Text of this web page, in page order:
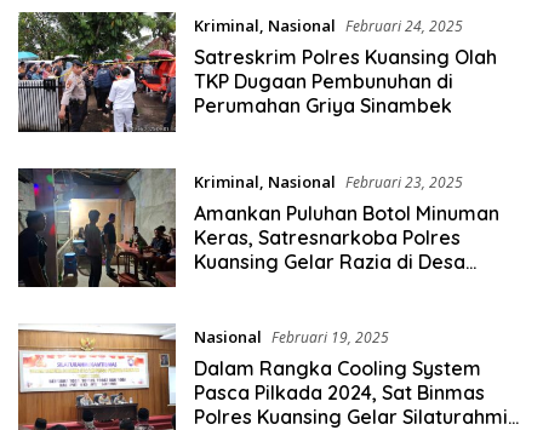
Kriminal, Nasional Februari 24, 2025
Satreskrim Polres Kuansing Olah
TKP Dugaan Pembunuhan di
Perumahan Griya Sinambek
Kriminal Nasional Februari 23, 2025
Amankan Puluhan Botol Minuman
Keras, Satresnarkoba Polres
Kuansing Gelar Razia di Desa
Nasional Februari 19, 2025
Dalam Rangka Cooling System
Pasca Pilkada 2024, Sat Binmas
Polres Kuansing Gelar Silaturahmi